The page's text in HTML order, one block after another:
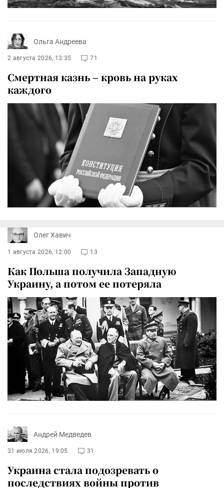
Ольга Андреева
2 августа 2026, 13:35 71
Смертная казнь – кровь на руках
каждого
Олег Хавич
1 августа 2026, 12:00 13
Как Польша получила Западную
Украину, а потом ее потеряла
Андрей Медведев
31 июля 2026, 19:05 31
Украина стала подозревать о
последствиях войны против